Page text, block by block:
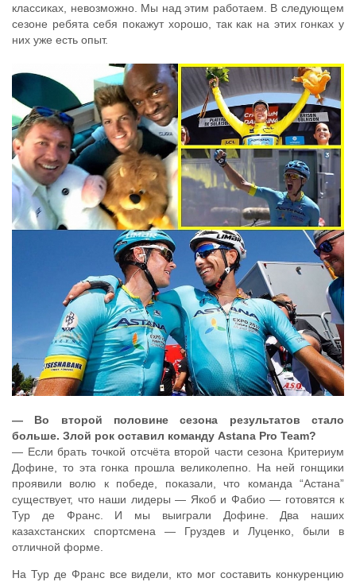
классиках, невозможно. Мы над этим работаем. В следующем
сезоне ребята себя покажут хорошо, так как на этих гонках у
них уже есть опыт.
— Во второй половине сезона результатов стало
больше. Злой рок оставил команду Astana Pro Team?
— Если брать точкой отсчёта второй части сезона Критериум
Дофине, то эта гонка прошла великолепно. На ней гонщики
проявили волю к победе, показали, что команда “Астана”
существует, что наши лидеры — Якоб и Фабио — готовятся к
Тур де Франс. И мы выиграли Дофине. Два наших
казахстанских спортсмена — Груздев и Луценко, были в
отличной форме.
На Тур де Франс все видели, кто мог составить конкуренцию